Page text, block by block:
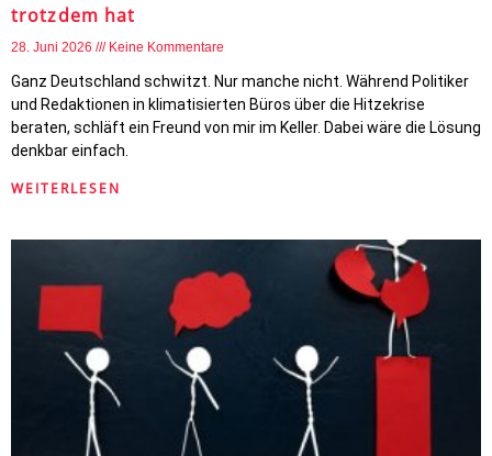
trotzdem hat
28. Juni 2026 Keine Kommentare
Ganz Deutschland schwitzt. Nur manche nicht. Während Politiker
und Redaktionen in klimatisierten Büros über die Hitzekrise
beraten, schläft ein Freund von mir im Keller. Dabei wäre die Lösung
denkbar einfach.
WEITERLESEN